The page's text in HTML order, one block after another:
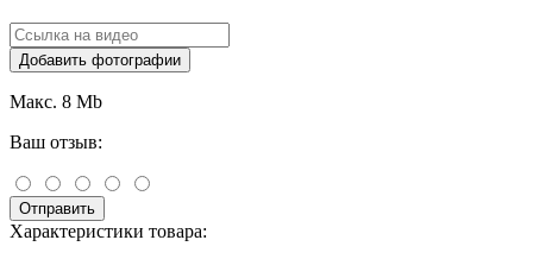
Добавить фотографии
Макс. 8 Mb
Ваш отзыв:
Отправить
Характеристики товара: